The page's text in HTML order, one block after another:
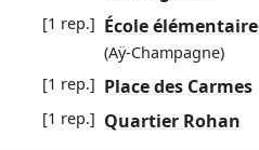
[1 rep.] École
(Aÿ-Champagne)
[1 rep.] Place des Carmes
[1 rep.] Quartier Rohan